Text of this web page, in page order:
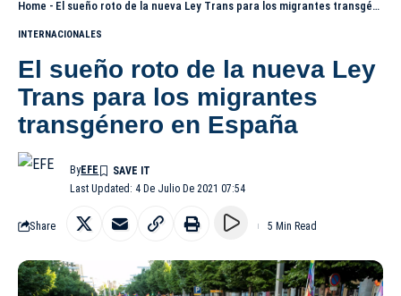
Home - El sueño roto de la nueva Ley Trans para los migrantes transgénero en España
INTERNACIONALES
El sueño roto de la nueva Ley
Trans para los migrantes
transgénero en España
Last Updated: 4 De Julio De 2021 07:54
ByEFE
Share 5 Min Read